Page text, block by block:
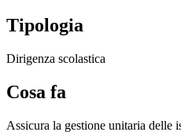
Tipologia
Dirigenza scolastica
Cosa fa
Assicura la gestione unitaria delle